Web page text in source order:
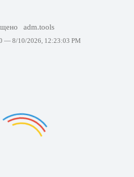
adm.tools
— 8/10/2026, 12:23:03 PM